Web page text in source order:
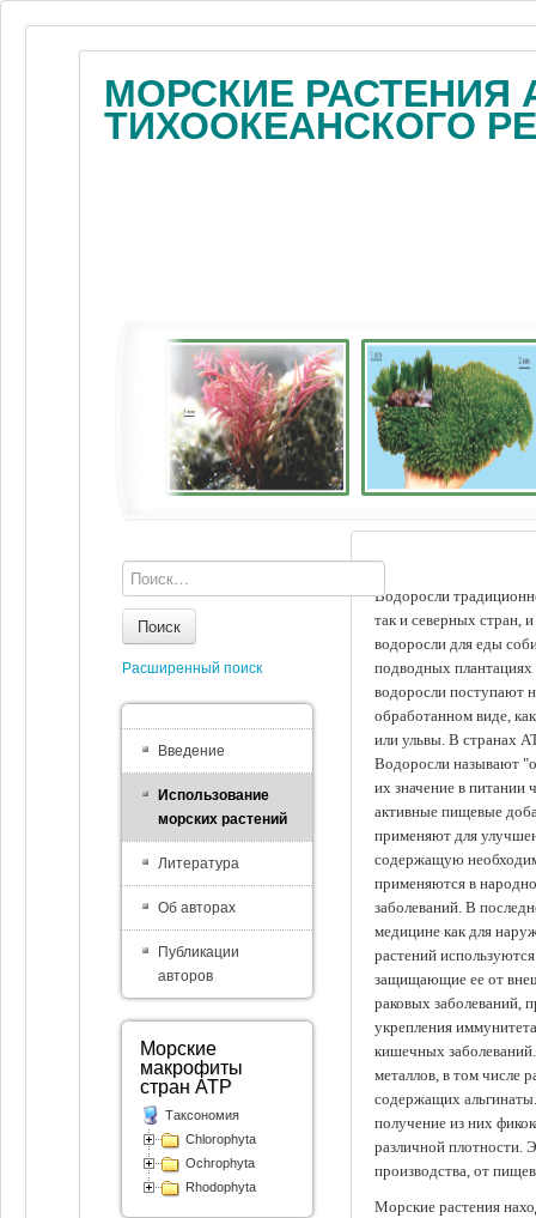
МОРСКИЕ РАСТЕНИЯ
ТИХООКЕАНСКОГО
Водоросли
так и северных стран,
водоросли для еды
подводных
водоросли поступают
обработанном виде,
или ульвы. В странах
Водоросли называют
их значение в питании
активные пищевые
применяют для
содержащую
применяются в
заболеваний. В
медицине как для
растений
защищающие ее от
раковых заболеваний,
укрепления
кишечных
металлов, в том числе
содержащих
получение из них
различной плотности.
производства, от
Морские растения
Поиск
Расширенный поиск
Введение
Использование
морских растений
Литература
Об авторах
Публикации
авторов
Морские
макрофиты
стран АТР
Таксономия
Chlorophyta
Ochrophyta
Rhodophyta